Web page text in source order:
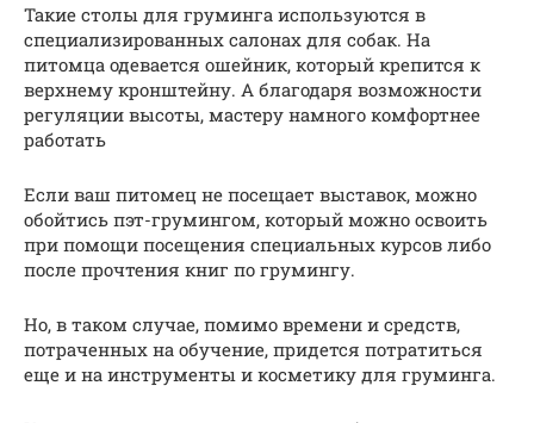
Такие столы для груминга используются в
специализированных салонах для собак. На
питомца одевается ошейник, который крепится к
верхнему кронштейну. А благодаря возможности
регуляции высоты, мастеру намного комфортнее
работать
Если ваш питомец не посещает выставок, можно
обойтись пэт-грумингом, который можно освоить
при помощи посещения специальных курсов либо
после прочтения книг по грумингу.
Но, в таком случае, помимо времени и средств,
потраченных на обучение, придется потратиться
еще и на инструменты и косметику для груминга.